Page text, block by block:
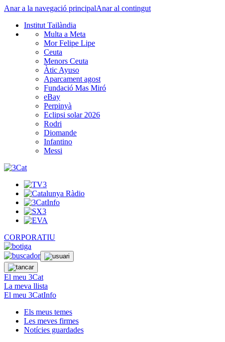
Anar a la navegació principalAnar al contingut
Institut Tailàndia
Multa a Meta
Mor Felipe Lipe
Ceuta
Menors Ceuta
Àtic Ayuso
Aparcament agost
Fundació Mas Miró
eBay
Perpinyà
Eclipsi solar 2026
Rodri
Diomande
Infantino
Messi
CORPORATIU
El meu 3Cat
La meva llista
El meu 3CatInfo
Els meus temes
Les meves firmes
Notícies guardades